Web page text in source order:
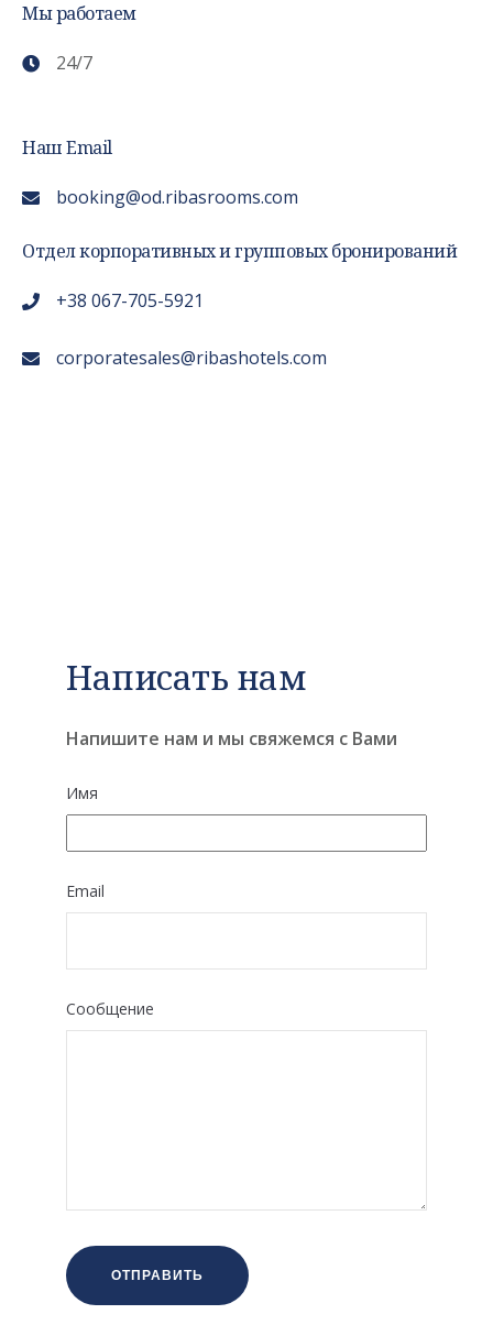
Мы работаем
24/7
Наш Email
booking@od.ribasrooms.com
Отдел корпоративных и групповых бронирований
+38 067-705-5921
corporatesales@ribashotels.com
Написать нам
Напишите нам и мы свяжемся с Вами
Имя
Email
Сообщение
ОТПРАВИТЬ